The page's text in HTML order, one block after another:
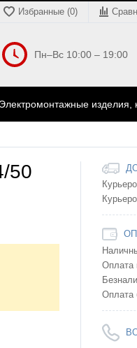
Избранные (0)
Пн–Вс 10:00 – 19:00
Электромонтажные изделия,
50
Оплата
Оплата